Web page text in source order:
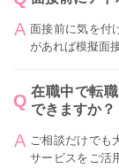
面接前に気を付
があれば模擬面
在職中で転
できますか？
ご相談だけでも
サービスをご活